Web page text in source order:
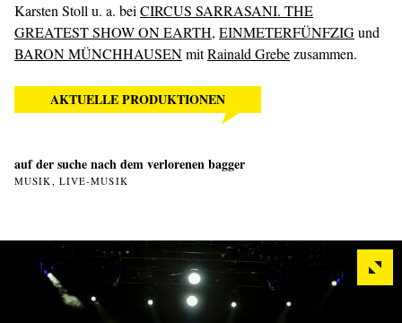
Karsten Stoll u. a. bei CIRCUS SARRASANI. THE
GREATEST SHOW ON EARTH, EINMETERFÜNFZIGund
BARON MÜNCHHAUSENmitRainald Grebezusammen.
AKTUELLE PRODUKTIONEN
auf der suche nach dem verlorenen bagger
MUSIK, LIVE-MUSIK